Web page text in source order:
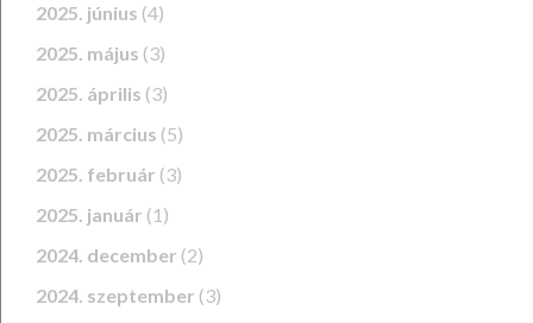
2025. június (4)
2025. május (3)
2025. április (3)
2025. március (5)
2025. február (3)
2025. január (1)
2024. december (2)
2024. szeptember (3)